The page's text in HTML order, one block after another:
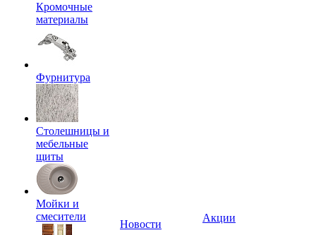
Кромочные
материалы
Фурнитура
Столешницы и
мебельные
щиты
Мойки и
смесители
Новости
Акции